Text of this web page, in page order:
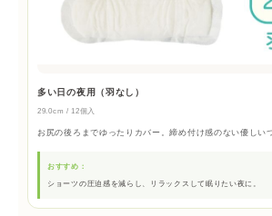
多い日の夜用（羽なし）
29.0cm / 12個入
お尻の後ろまでゆったりカバー。締め付け感のない優しい
おすすめ：
ショーツの圧迫感を減らし、リラックスして眠りたい夜に。